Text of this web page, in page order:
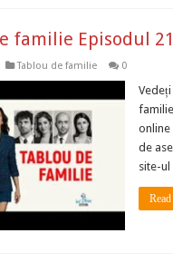
familie Episodul
Tablou de familie 0
online
de
site-